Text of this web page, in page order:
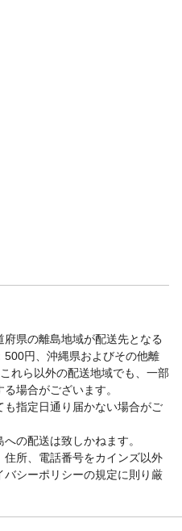
県の離島地域が配送先となる
円、沖縄県およびその他離
れら以外の配送地域でも、一部
場合がございます。
指定日通り届かない場合がご
の配送は致しかねます。
所、電話番号をカインズ以外
シーポリシーの規定に則り厳